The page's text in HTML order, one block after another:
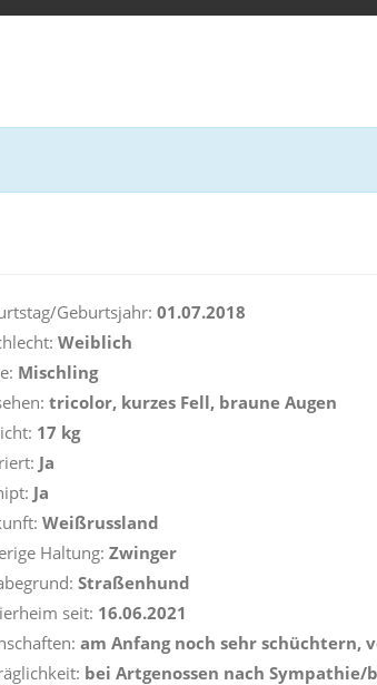
Geburtsjahr: 01.07.2018
Weiblich
Mischling
tricolor, kurzes Fell, braune Augen
17 kg
Ja
Ja
Weißrussland
Haltung: Zwinger
Straßenhund
seit: 16.06.2021
am Anfang noch sehr schüchtern,
bei Artgenossen nach Sympathie/